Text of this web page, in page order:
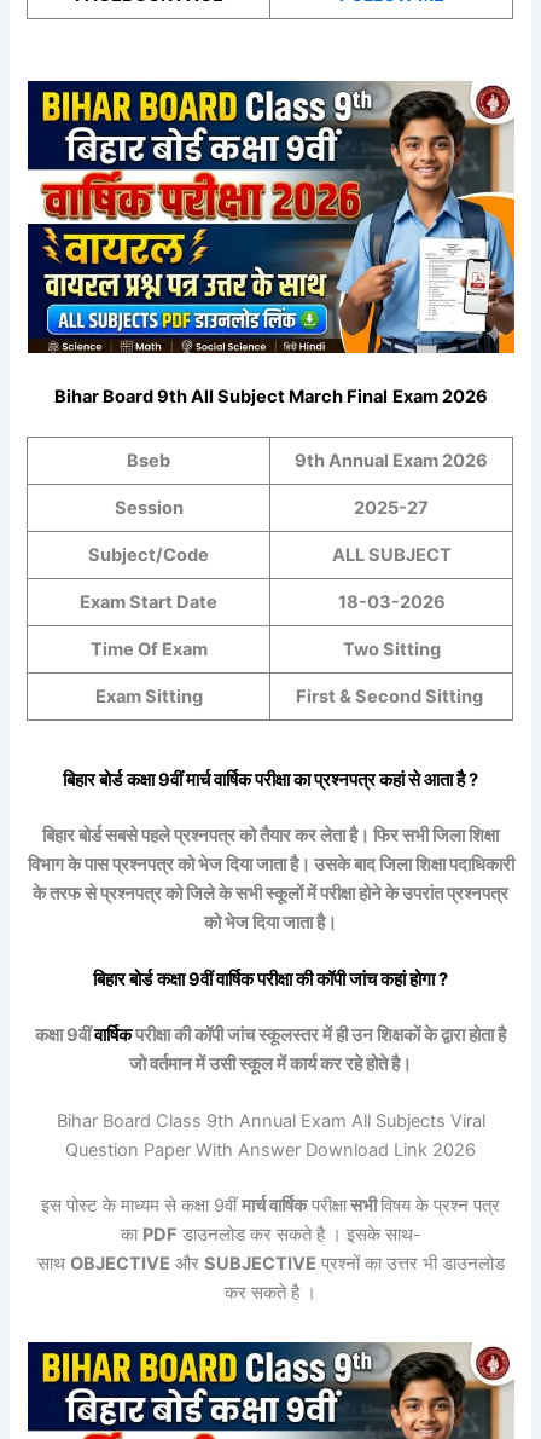
Bihar Board 9th All Subject March Final Exam 2026
Bseb 9th Annual Exam 2026
Session 2025-27
Subject/Code ALL SUBJECT
Exam Start Date 18-03-2026
Time Of Exam Two Sitting
Exam Sitting First & Second Sitting
बिहार बोर्ड कक्षा 9वींमार्चवार्षिकपरीक्षा का प्रश्नपत्र कहां से आता है ?
बिहार बोर्ड सबसे पहले प्रश्नपत्र को तैयार कर लेता है। फिर सभी जिला शिक्षा
विभाग के पास प्रश्नपत्र को भेज दिया जाता है। उसके बाद जिला शिक्षा पदाधिकारी
के तरफ से प्रश्नपत्र को जिले के सभी स्कूलों में परीक्षा होने के उपरांत प्रश्नपत्र
को भेज दिया जाता है।
बिहार बोर्ड कक्षा 9वींवार्षिकपरीक्षा की कॉपी जांच कहां होगा ?
कक्षा 9वींवार्षिकपरीक्षा की कॉपी जांच स्कूलस्तर में ही उन शिक्षकों के द्वारा होता है
जो वर्तमान में उसी स्कूल में कार्य कर रहे होते है।
Bihar Board Class 9th Annual Exam All Subjects Viral
Question Paper With Answer Download Link 2026
इस पोस्ट के माध्यम से कक्षा 9वींमार्च वार्षिकपरीक्षासभीविषय के प्रश्न पत्र
का PDF डाउनलोड कर सकते है । इसके साथ-
साथ OBJECTIVE और SUBJECTIVE प्रश्नों का उत्तर भी डाउनलोड
कर सकते है ।